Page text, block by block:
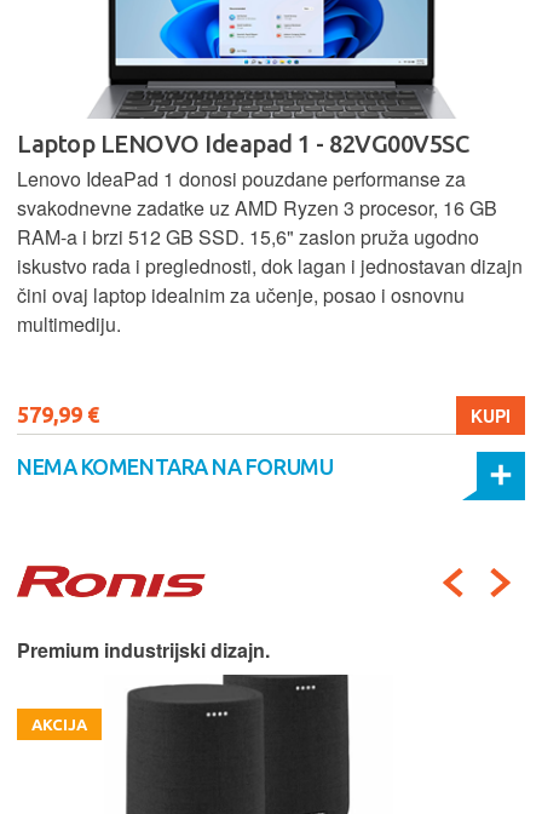
Laptop LENOVO Ideapad 1 - 82VG00V5SC
Lenovo IdeaPad 1 donosi pouzdane performanse za
svakodnevne zadatke uz AMD Ryzen 3 procesor, 16 GB
RAM-a i brzi 512 GB SSD. 15,6" zaslon pruža ugodno
iskustvo rada i preglednosti, dok lagan i jednostavan dizajn
čini ovaj laptop idealnim za učenje, posao i osnovnu
multimediju.
579,99 € KUPI
NEMA KOMENTARA NA FORUMU
Premium industrijski dizajn.
AKCIJA